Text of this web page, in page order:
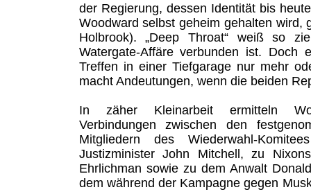
der Regierung, dessen Identität bis
Woodward selbst geheim gehalten wird,
Holbrook). „Deep Throat“ weiß so
Watergate-Affäre verbunden ist. Doch
Treffen in einer Tiefgarage nur mehr
macht Andeutungen, wenn die beiden
In zäher Kleinarbeit ermitteln
Verbindungen zwischen den
Mitgliedern des Wiederwahl-
Justizminister John Mitchell, zu
Ehrlichman sowie zu dem Anwalt
dem während der Kampagne gegen